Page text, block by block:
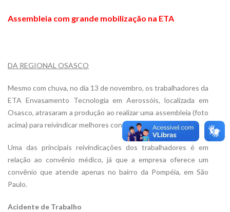
Assembleia com grande mobilização na ETA
DA REGIONAL OSASCO
Mesmo com chuva, no dia 13 de novembro, os trabalhadores da
ETA Envasamento Tecnologia em Aerossóis, localizada em
Osasco, atrasaram a produção ao realizar uma assembleia (foto
acima) para reivindicar melhores condições de trabalho.
Uma das principais reivindicações dos trabalhadores é em
relação ao convênio médico, já que a empresa oferece um
convênio que atende apenas no bairro da Pompéia, em São
Paulo.
Acidente de Trabalho